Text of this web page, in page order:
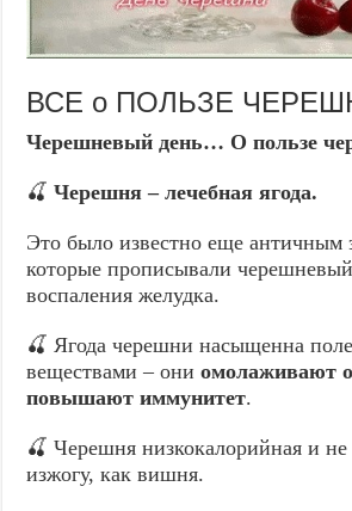
ВСЕ о ПОЛЬЗЕ
Черешневый день… О пользе
🍒Черешня – лечебная ягода.
Это было известно еще античным
которые прописывали
воспаления желудка.
🍒 Ягода черешни насыщенна
веществами – ониомолаживают
повышают иммунитет.
🍒 Черешня низкокалорийная и
изжогу, как вишня.